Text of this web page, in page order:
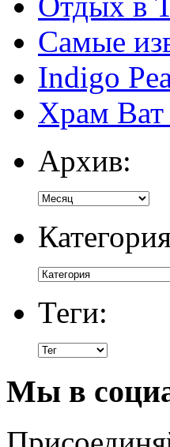
Самые
Indigo
Храм
Архив:
Теги:
Мы в